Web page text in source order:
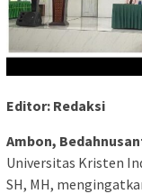
Editor: Redaksi
Ambon,
Universitas Kristen
SH, MH,